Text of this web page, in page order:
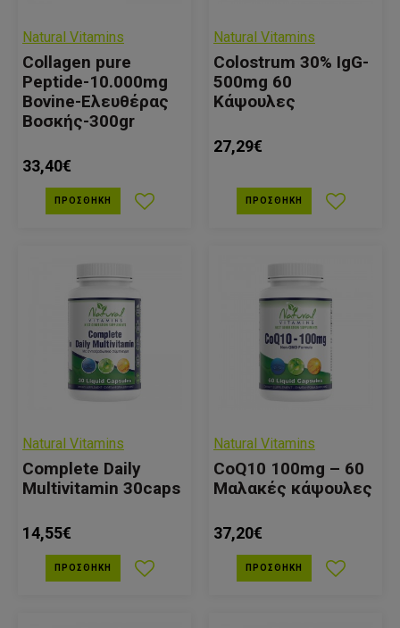
Natural Vitamins
Collagen pure
Peptide-10.000mg
Bovine-Ελευθέρας
Βοσκής-300gr
33,40€
ΠΡΟΣΘΉΚΗ
Natural Vitamins
Colostrum 30% IgG-
500mg 60
Κάψουλες
27,29€
ΠΡΟΣΘΉΚΗ
Natural Vitamins
Complete Daily
Multivitamin 30caps
14,55€
ΠΡΟΣΘΉΚΗ
Natural Vitamins
CoQ10 100mg – 60
Μαλακές κάψουλες
37,20€
ΠΡΟΣΘΉΚΗ